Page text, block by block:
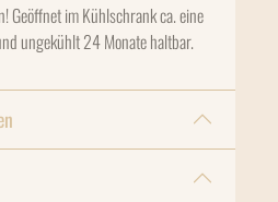
Geöffnet im Kühlschrank ca. eine
ungekühlt 24 Monate haltbar.